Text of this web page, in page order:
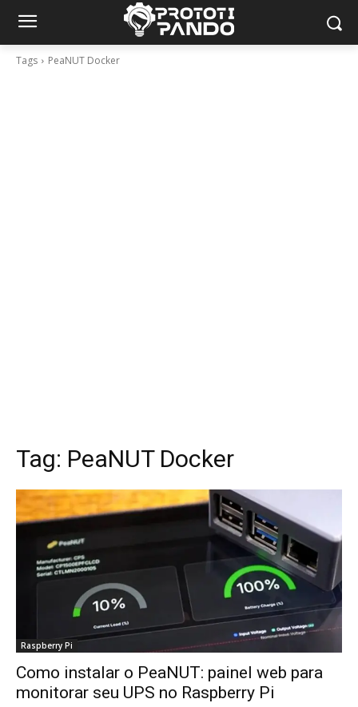
Tags PeaNUT Docker
Tag: PeaNUT Docker
Raspberry Pi
Como instalar o PeaNUT: painel web para
monitorar seu UPS no Raspberry Pi